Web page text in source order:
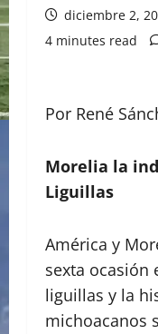
diciembre 2,
4 minutes read
Por René
Morelia la
Liguillas
América y
sexta ocasión
liguillas y la
michoacanos